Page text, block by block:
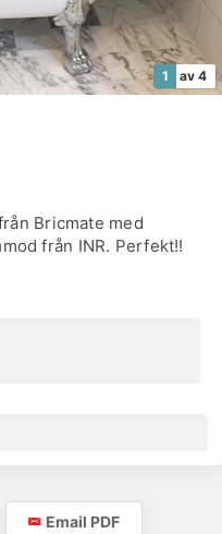
1 av 4
Bricmate med
från INR. Perfekt!!
Email PDF